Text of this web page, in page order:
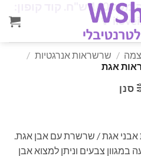
משלוח חינם ברכישה מעל 160 ש"ח. קוד קופון:
✨
/ שרשראות אנרגטיות /
אגת
סנן
אגת / שרשרת עם אבן אגת.
במגוון צבעים וניתן למצוא אבן